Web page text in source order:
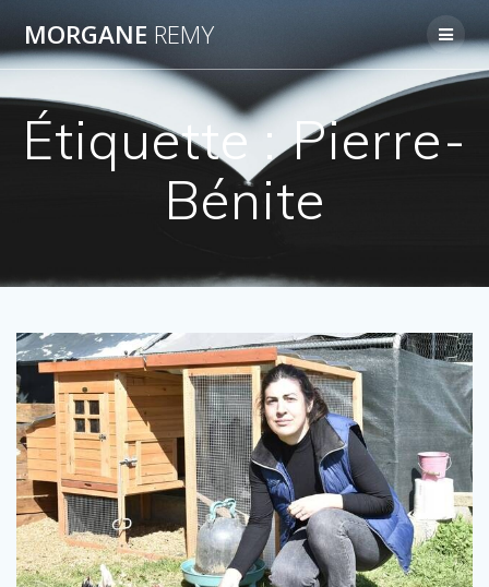
MORGANE REMY
Étiquette :Pierre-
Bénite